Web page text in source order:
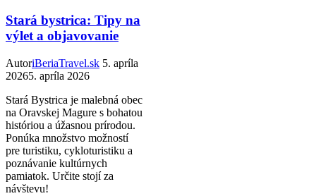
Stará bystrica: Tipy na
výlet a objavovanie
AutoriBeriaTravel.sk 5. apríla
20265. apríla 2026
Stará Bystrica je malebná obec
na Oravskej Magure s bohatou
históriou a úžasnou prírodou.
Ponúka množstvo možností
pre turistiku, cykloturistiku a
poznávanie kultúrnych
pamiatok. Určite stojí za
návštevu!